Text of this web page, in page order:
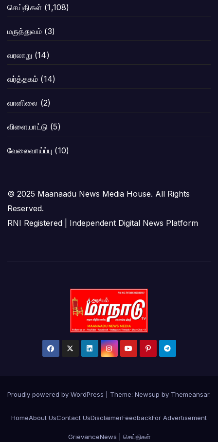
செய்திகள் (1,108)
மருத்துவம் (3)
வரலாறு (14)
வர்த்தகம் (14)
வானிலை (2)
விளையாட்டு (5)
வேலைவாய்ப்பு (10)
© 2025 Maanaadu News Media House. All Rights
Reserved.
RNI Registered | Independent Digital News Platform
Proudly powered by WordPress Theme: Newsup by Themeansar.
HomeAbout UsContact UsDisclaimerFeedbackFor Advertisement
GrievanceNews | செய்திகள்